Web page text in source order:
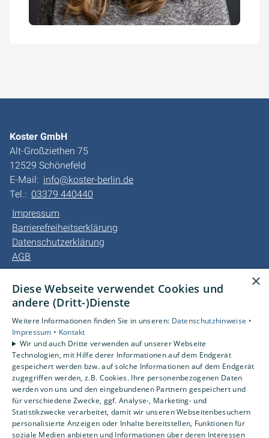
Koster GmbH
Alt-Großziethen 75
12529 Schönefeld
E-Mail: info@koster-berlin.de
Tel.: 03379 440440
Impressum
Barrierefreiheitserklärung
Datenschutzerklärung
AGB
Unsere Bereiche
Privatkunden
Kundendienst
Karriere
Unternehmen
Kontakt
×
Diese Webseite verwendet Cookies und
andere (Dritt-)Dienste
Weitere Informationen finden Sie in unseren: Datenschutzhinweise •
Impressum • Kontakt
Wir und auch Dritte verwenden auf unserer Webseite
Technologien, mit Hilfe derer Informationen auf dem Endgerät
gespeichert werden bzw. auf solche Informationen auf dem Endgerät
zugegriffen werden, z.B. Cookies. Ihre personenbezogenen Daten
werden von uns und den eingebundenen Partnern gespeichert und
für verschiedene Zwecke, ggf. Analyse-, Marketing- und
Statistikzwecke verarbeitet, damit wir unseren Webseitenbesuchern
personalisierte Anzeigen oder Inhalte bereitstellen, Funktionen für
soziale Medien anbieten und Informationen über deren Interessen